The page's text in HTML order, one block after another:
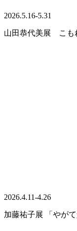
2026.5.16-5.31
山田恭代美展 こも
2026.4.11-4.26
加藤祐子展 「やがて